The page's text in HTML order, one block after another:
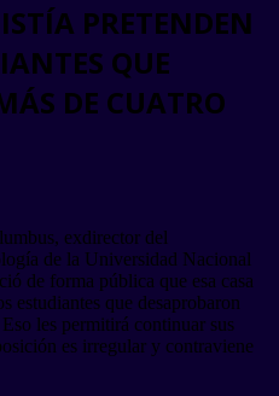
PRETENDEN
QUE
DE CUATRO
exdirector del
de la Universidad Nacional
de forma pública que esa casa
estudiantes que desaprobaron
les permitirá continuar sus
es irregular y contraviene